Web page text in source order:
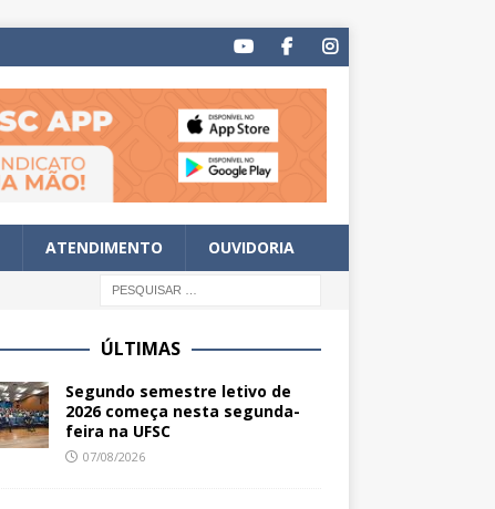
ATENDIMENTO OUVIDORIA
ÚLTIMAS
Segundo semestre letivo de
2026 começa nesta segunda-
feira na UFSC
07/08/2026